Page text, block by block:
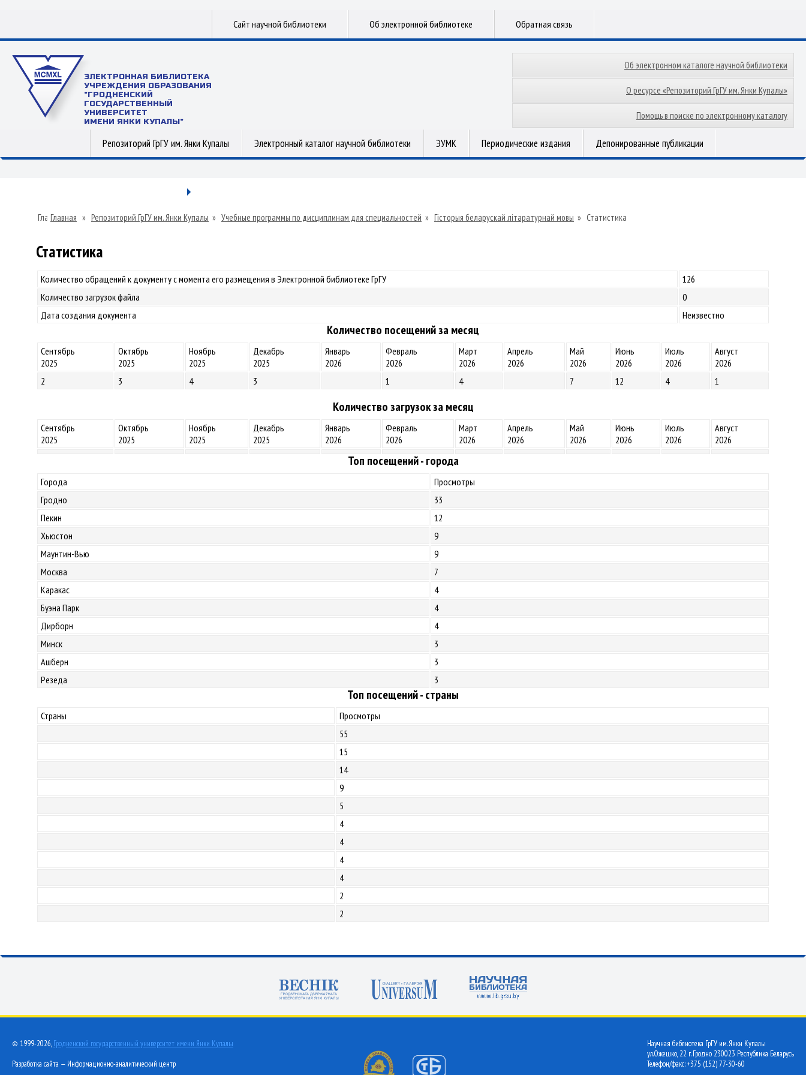
Сайт научной библиотеки Об электронной библиотеке Обратная связь
ЭЛЕКТРОННАЯ БИБЛИОТЕКА
УЧРЕЖДЕНИЯ ОБРАЗОВАНИЯ
"ГРОДНЕНСКИЙ
ГОСУДАРСТВЕННЫЙ
УНИВЕРСИТЕТ
ИМЕНИ ЯНКИ КУПАЛЫ"
Об электронном каталоге научной библиотеки
О ресурсе «Репозиторий ГрГУ им. Янки Купалы»
Помощь в поиске по электронному каталогу
Репозиторий ГрГУ им. Янки Купалы Электронный каталог научной библиотеки ЭУМК Периодические издания Депонированные публикации
Главная » Репозиторий ГрГУ им. Янки Купалы » Учебные программы по дисциплинам для специальностей » Гісторыя беларускай літаратурнай мовы » Статистика
Статистика
Количество обращений к документу с момента его размещения в Электронной библиотеке ГрГУ
126
Количество загрузок файла
0
Дата создания документа
Неизвестно
Количество посещений за месяц
Сентябрь
2025
Октябрь
2025
Ноябрь
2025
Декабрь
2025
Январь
2026
Февраль
2026
Март
2026
Апрель
2026
Май
2026
Июнь
2026
Июль
2026
Август
2026
2
3 4 3 1 4 7 12 4 1
Количество загрузок за месяц
Сентябрь
2025
Октябрь
2025
Ноябрь
2025
Декабрь
2025
Январь
2026
Февраль
2026
Март
2026
Апрель
2026
Май
2026
Июнь
2026
Июль
2026
Август
2026
Топ посещений - города
Города
Просмотры
Гродно
33
Пекин
12
Хьюстон
9
Маунтин-Вью
9
Москва
7
Каракас
4
Буэна Парк
4
Дирборн
4
Минск
3
Ашберн
3
Резеда
3
Топ посещений - страны
Страны
Просмотры
55
15
14
9
5
4
4
4
4
2
2
© 1999-2026, Гродненский государственный университет имени Янки Купалы
Разработка сайта — Информационно-аналитический центр
Научная библиотека ГрГУ им. Янки Купалы
ул.Ожешко, 22 г. Гродно 230023 Республика Беларусь
Телефон/факс: +375 (152) 77-30-60